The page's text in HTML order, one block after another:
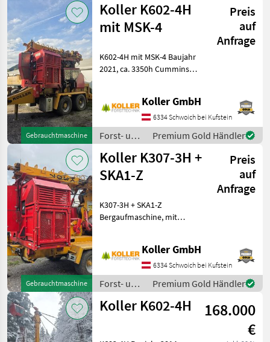
Aufsatzwände 600mm
hoch, Flac
Gebrauchtmaschine
Koller K602-4H
mit MSK-4
Preis
auf
Anfrage
K602-4H mit MSK-4 Baujahr
2021, ca. 3350h Cummins
x 660m Zugseil: Ø12mm x
ca. 650m neu Rückholseil:
Ø11mm x
Koller GmbH
6334 Schwoich bei Kufstein
Forst- und
Holztechnik
/ Koller
Premium Gold Händler
Gebrauchtmaschine
Koller K307-3H +
SKA1-Z
Preis
auf
Anfrage
K307-3H + SKA1-Z
Bergaufmaschine, mit
Klappmast TS 660m
ø18mm ZS ca. 600m
ø10mm MS ø5mm
Laufwagen SKA
Koller GmbH
6334 Schwoich bei Kufstein
Forst- und
Holztechnik
/ Koller
Premium Gold Händler
Koller K602-4H
168.000
€